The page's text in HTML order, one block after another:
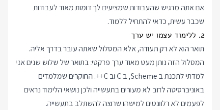
אם אתה מרגיש שהעבודות שמציעים לך דומות מאוד לעבודות
שכבר עשית, כדאי להתחיל ללמוד.
2. ללימוד עצמו יש ערך
תואר הוא לא רק תעודה, אלא המסלול שאתה עובר בדרך אליה.
המסלול הזה נותן מעט מאוד ערך פרקטי: בתואר של שלוש שנים אני
למדתי לתכנת ב Scheme, ב C וב C++. החוקרים שמלמדים
באוניברסיטה לרוב לא מעורים בתעשייה ולכן נושאי הלימוד נראים
לפעמים לא רלוונטים למישהו שרוצה להשתלב בתעשייה.